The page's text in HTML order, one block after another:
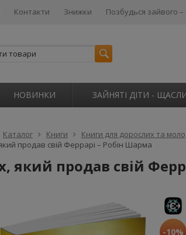
Контакти Знижки Позбудься зайвого –
НОВИНКИ ЗАЙНЯТІ ДІТИ -
Каталог Книги Книги для дорослих та
продав свій Феррарі – Робін Шарма
який продав свій
-10%